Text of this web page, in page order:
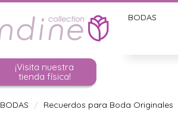
BODAS
¡Visita nuestra
tienda física!
BODAS Recuerdos para Boda Originales